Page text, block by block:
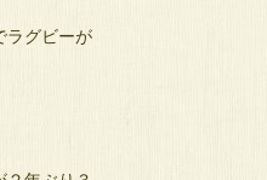
ラグビーが